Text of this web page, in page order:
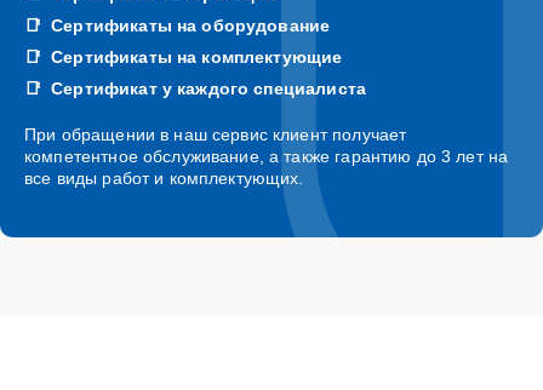
Сертификаты на оборудование
Сертификаты на комплектующие
Сертификат у каждого специалиста
При обращении в наш сервис клиент получает
компетентное обслуживание, а также гарантию до 3 лет на
все виды работ и комплектующих.